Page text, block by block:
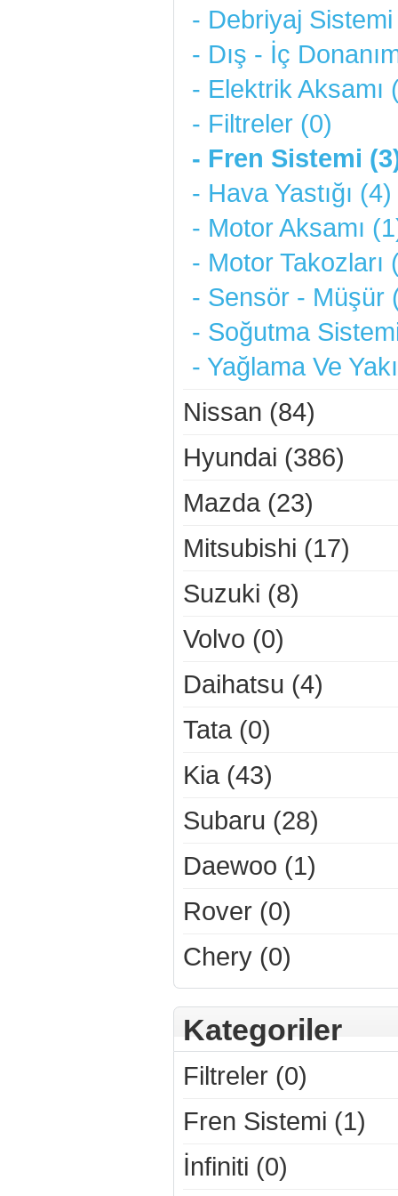
- Debriyaj
- Dış - İç
- Elektrik Aksamı
- Filtreler (0)
- Fren Sistemi
- Hava Yastığı (4)
- Motor Aksamı
- Motor Takozları
- Sensör - Müşür
- Soğutma
- Yağlama Ve
Nissan (84)
Hyundai (386)
Mazda (23)
Mitsubishi (17)
Suzuki (8)
Volvo (0)
Daihatsu (4)
Tata (0)
Kia (43)
Subaru (28)
Daewoo (1)
Rover (0)
Chery (0)
Kategoriler
Filtreler (0)
Fren Sistemi (1)
İnfiniti (0)